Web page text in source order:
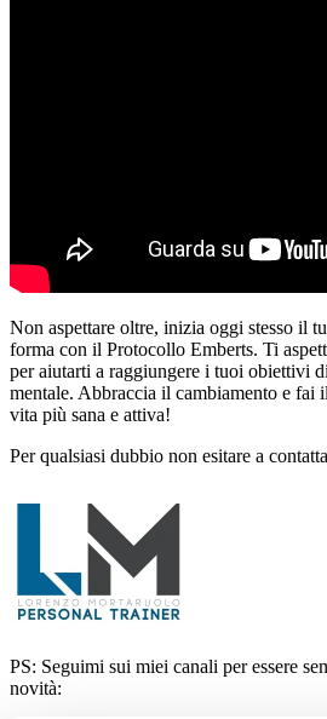
Non aspettare oltre, inizia oggi stesso il
forma con il Protocollo Emberts. Ti
per aiutarti a raggiungere i tuoi obiettivi
mentale. Abbraccia il cambiamento e fai
vita più sana e attiva!
Per qualsiasi dubbio non esitare a
PS: Seguimi sui miei canali per essere
novità: